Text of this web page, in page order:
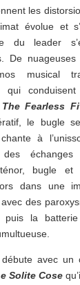
les
évolue et
du leader
De nuageuses
musical
qui
The Fearless
le bugle
à
des
bugle et
dans une
des
puis la
avec un
Solite Cose